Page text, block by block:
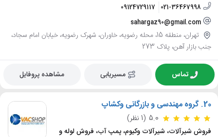
021-36467998
09124729117
sahargaz90@gmail.com
تهران، منطقه 15، محله رضویه، خاوران، شهرک رضویه، خیابان امام سجاد،
جنب بازار آهن، پلاک 273
تماس مسیریابی مشاهده پروفایل
20. گروه مهندسی و بازرگانی وکشاپ
5.0 (1 نظر)
فروش شیرآلات، شیرآلات وکیوم، پمپ آب، فروش لوله و